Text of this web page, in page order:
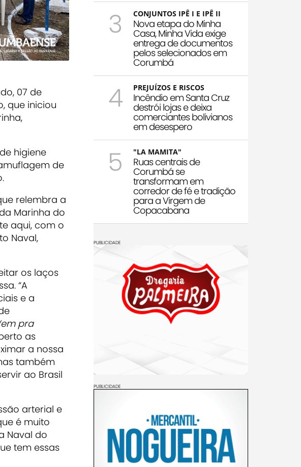
07 de
que iniciou
higiene
de
relembra a
Marinha do
aqui, com o
Naval,
os laços
“A
e a
pra
as
a nossa
também
ao Brasil
arterial e
é muito
Naval do
tem essas
3 CONJUNTOS IPÊ I E IPÊ II
Nova etapa do Minha
Casa, Minha Vida exige
entrega de documentos
pelos selecionados em
Corumbá
4 PREJUÍZOS E RISCOS
Incêndio em Santa Cruz
destrói lojas e deixa
comerciantes bolivianos
em desespero
5 "LA MAMITA"
Ruas centrais de
Corumbá se
transformam em
corredor de fé e tradição
para a Virgem de
Copacabana
PUBLICIDADE
PUBLICIDADE